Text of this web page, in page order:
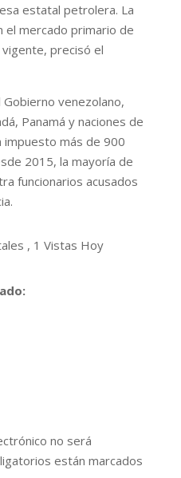
estatal petrolera. La
el mercado primario de
precisó el
venezolano,
Panamá y naciones de
impuesto más de 900
2015, la mayoría de
funcionarios acusados
, 1 Vistas Hoy
no será
están marcados